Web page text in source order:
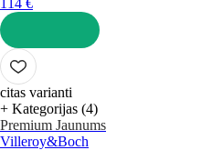
LIKT GROZĀ
citas varianti
+ Kategorijas (4)
Premium Jaunums
Villeroy&Boch